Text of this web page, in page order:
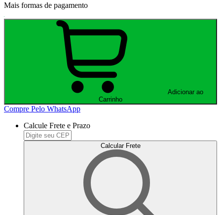
Mais formas de pagamento
Carrinho
Compre Pelo WhatsApp
Calcule Frete e Prazo
Calcular Frete